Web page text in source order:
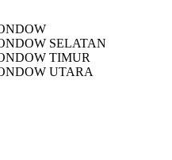
SELATAN
TIMUR
UTARA